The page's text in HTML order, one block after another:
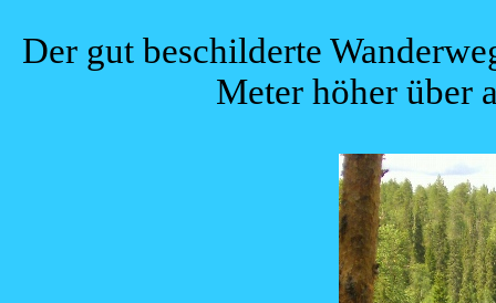
Der gut beschilderte
Meter höher über